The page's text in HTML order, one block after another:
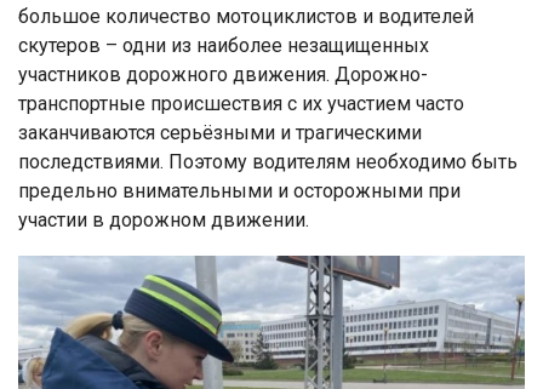
большое количество мотоциклистов и водителей
скутеров – одни из наиболее незащищенных
участников дорожного движения. Дорожно-
транспортные происшествия с их участием часто
заканчиваются серьёзными и трагическими
последствиями. Поэтому водителям необходимо быть
предельно внимательными и осторожными при
участии в дорожном движении.